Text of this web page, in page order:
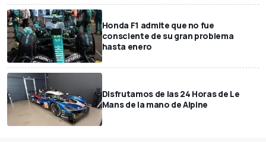
Honda F1 admite que no fue
consciente de su gran problema
hasta enero
Disfrutamos de las 24 Horas de Le
Mans de la mano de Alpine